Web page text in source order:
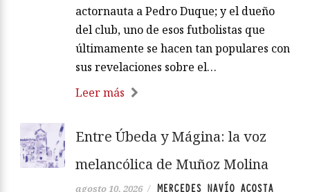
actornauta a Pedro Duque; y el dueño
del club, uno de esos futbolistas que
últimamente se hacen tan populares con
sus revelaciones sobre el…
Leer más
Entre Úbeda y Mágina: la voz
melancólica de Muñoz Molina
agosto 10, 2026 / MERCEDES NAVÍO ACOSTA